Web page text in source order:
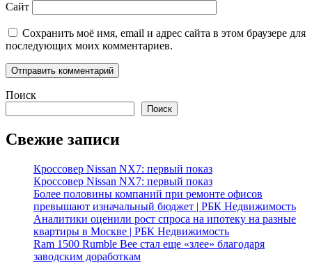
Сайт
Сохранить моё имя, email и адрес сайта в этом браузере для
последующих моих комментариев.
Поиск
Поиск
Свежие записи
Кроссовер Nissan NX7: первый показ
Кроссовер Nissan NX7: первый показ
Более половины компаний при ремонте офисов
превышают изначальный бюджет | РБК Недвижимость
Аналитики оценили рост спроса на ипотеку на разные
квартиры в Москве | РБК Недвижимость
Ram 1500 Rumble Bee стал еще «злее» благодаря
заводским доработкам